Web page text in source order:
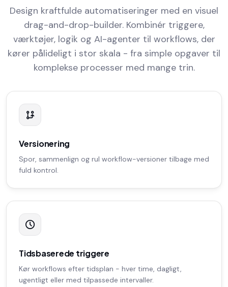
Design kraftfulde automatiseringer med en visuel
drag-and-drop-builder. Kombinér triggere,
værktøjer, logik og AI-agenter til workflows, der
kører pålideligt i stor skala - fra simple opgaver til
komplekse processer med mange trin.
Versionering
Spor, sammenlign og rul workflow-versioner tilbage med
fuld kontrol.
Tidsbaserede triggere
Kør workflows efter tidsplan - hver time, dagligt,
ugentligt eller med tilpassede intervaller.